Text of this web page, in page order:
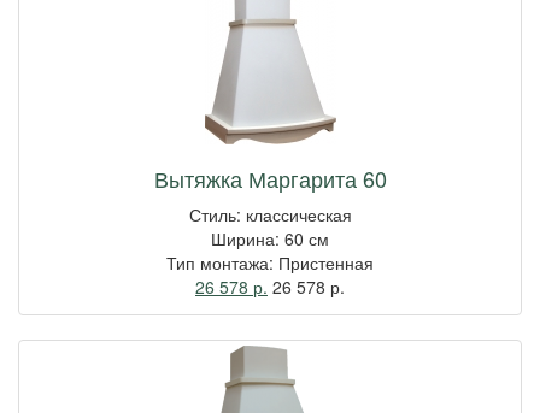
Вытяжка Маргарита 60
Стиль: классическая
Ширина: 60 см
Тип монтажа: Пристенная
26 578 р. 26 578 р.